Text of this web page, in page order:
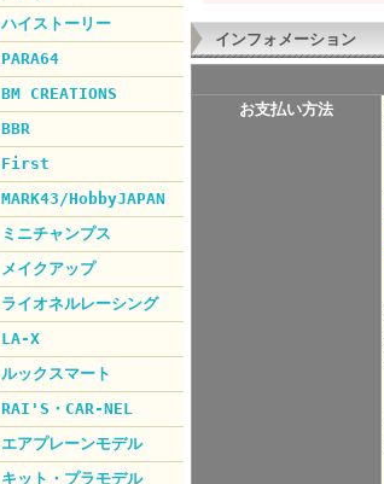
ハイストーリー
PARA64
BM CREATIONS
BBR
First
MARK43/HobbyJAPAN
ミニチャンプス
メイクアップ
ライオネルレーシング
LA-X
ルックスマート
RAI'S・CAR-NEL
エアプレーンモデル
キット・プラモデル
インフォメーション
お支払い方法